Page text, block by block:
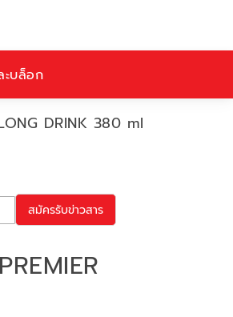
ะบล็อก
DRINK 380 ml
สมัครรับข่าวสาร